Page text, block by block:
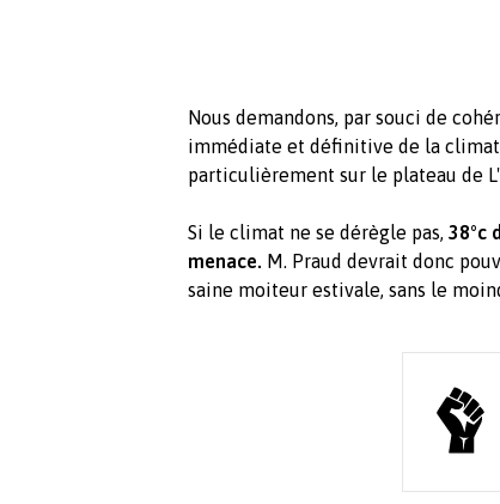
Nous demandons, par souci de
immédiate et définitive de la
particulièrement sur le plateau de
Si le climat ne se dérègle pas, 38°c
menace. M. Praud devrait donc
saine moiteur estivale, sans le